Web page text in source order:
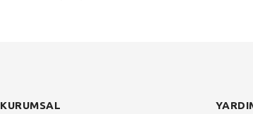
KURUMSAL